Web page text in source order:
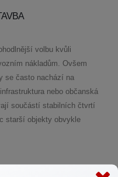
volbu kvůli
nákladům. Ovšem
se často nachází na
nebo občanská
součástí stabilních čtvrtí
starší objekty obvykle